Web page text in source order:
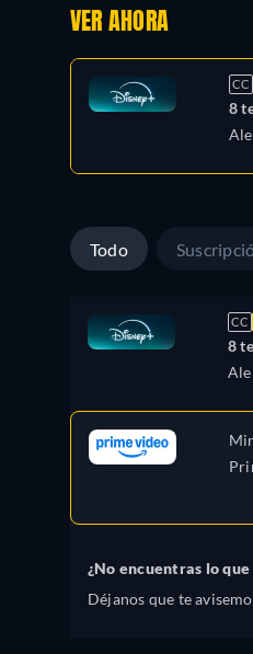
VER AHORA
CC
8
Todo
CC
8
¿No encuentras lo que
Déjanos que te